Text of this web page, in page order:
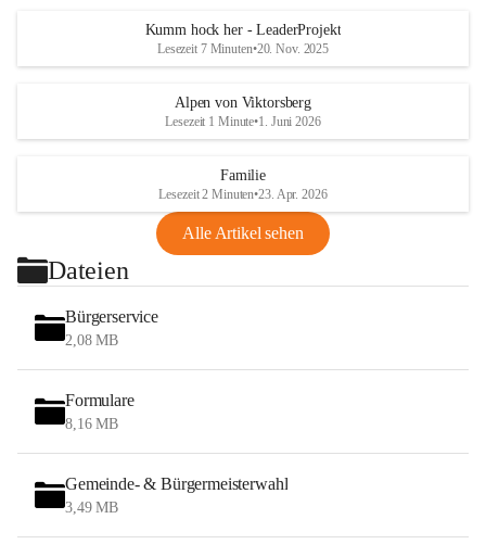
Kumm hock her - LeaderProjekt
Lesezeit 7 Minuten•20. Nov. 2025
Alpen von Viktorsberg
Lesezeit 1 Minute•1. Juni 2026
Familie
Lesezeit 2 Minuten•23. Apr. 2026
Alle Artikel sehen
Dateien
Bürgerservice
2,08 MB
Formulare
8,16 MB
Gemeinde- & Bürgermeisterwahl
3,49 MB